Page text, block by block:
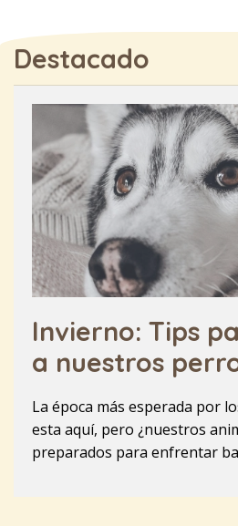
Destacado
Invierno: Tips
a nuestros
La época más esperada por
esta aquí, pero ¿nuestros
preparados para enfrentar